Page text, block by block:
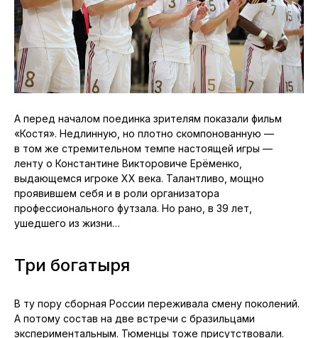
А перед началом поединка зрителям показали фильм
«Костя». Недлинную, но плотно скомпонованную —
в том же стремительном темпе настоящей игры —
ленту о Константине Викторовиче Ерёменко,
выдающемся игроке ХХ века. Талантливо, мощно
проявившем себя и в роли организатора
профессионального футзала. Но рано, в 39 лет,
ушедшего из жизни…
Три богатыря
В ту пору сборная России переживала смену поколений.
А потому состав на две встречи с бразильцами
экспериментальным. Тюменцы тоже присутствовали.